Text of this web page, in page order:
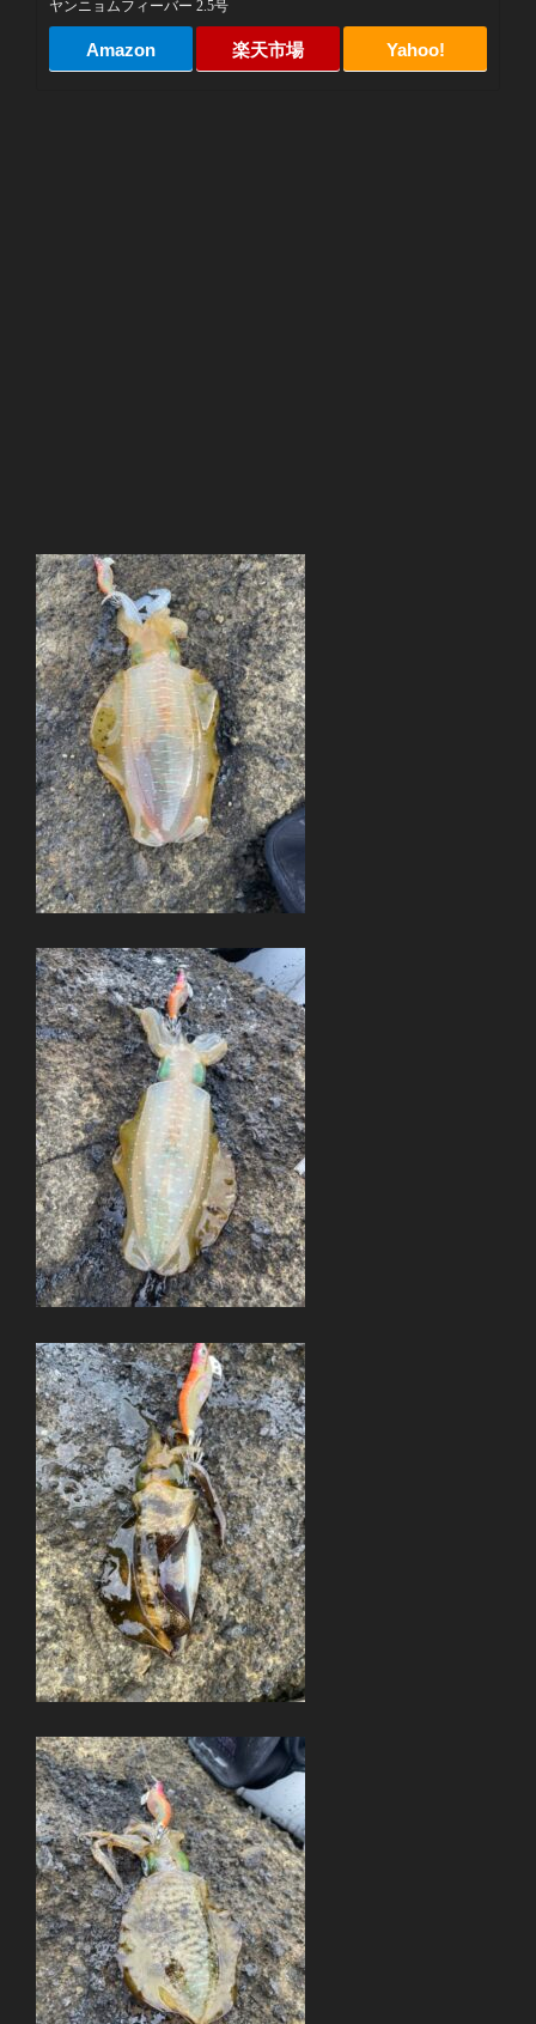
ヤンニョムフィーバー 2.5号
Amazon 楽天市場 Yahoo!